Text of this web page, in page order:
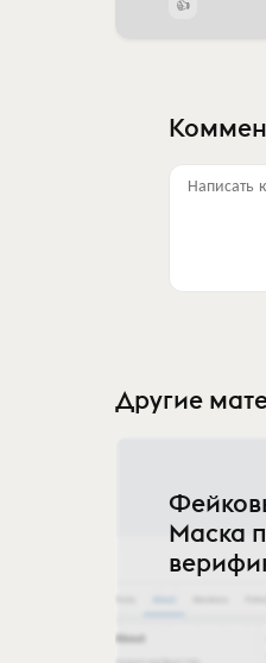
Написать
Другие
Маска